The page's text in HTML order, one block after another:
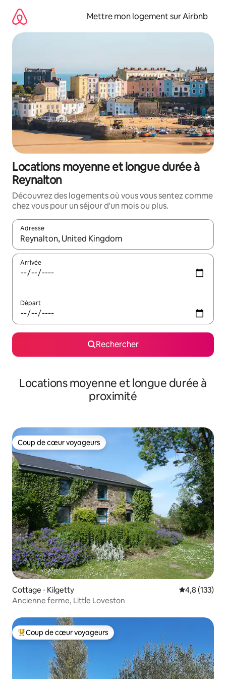
directement
contenu
Mettre mon logement sur Airbnb
Locations moyenne et longue durée à
Reynalton
Découvrez des logements où vous vous sentez comme
chez vous pour un séjour d'un mois ou plus.
Adresse
Lorsque les résultats s'affichent, utilisez les flèches vers le
Arrivée
Départ
Rechercher
Locations moyenne et longue durée à
proximité
Coup de cœur voyageurs
Coup de cœur voyageurs
Cottage ⋅ Kilgetty Évaluation
4,8 (133)
Ancienne ferme, Little Loveston
Coups de cœur voyageurs les plus appréciés
Coup de cœur voyageurs